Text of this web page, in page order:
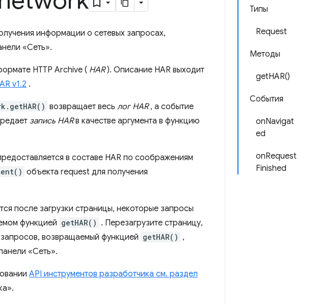
Типы
Request
Методы
getHAR()
События
onNavigat
ed
onRequest
Finished
информации о сетевых запросах,
«Сеть».
HTTP Archive ( HAR). Описание HAR выходит
v1.2 .
возвращает весь лог HAR, а событие
запись HARв качестве аргумента в функцию
в составе HAR по соображениям
объекта request для получения
после загрузки страницы, некоторые запросы
функцией getHAR() . Перезагрузите страницу,
возвращаемый функцией getHAR() ,
«Сеть».
API инструментов разработчика см. раздел